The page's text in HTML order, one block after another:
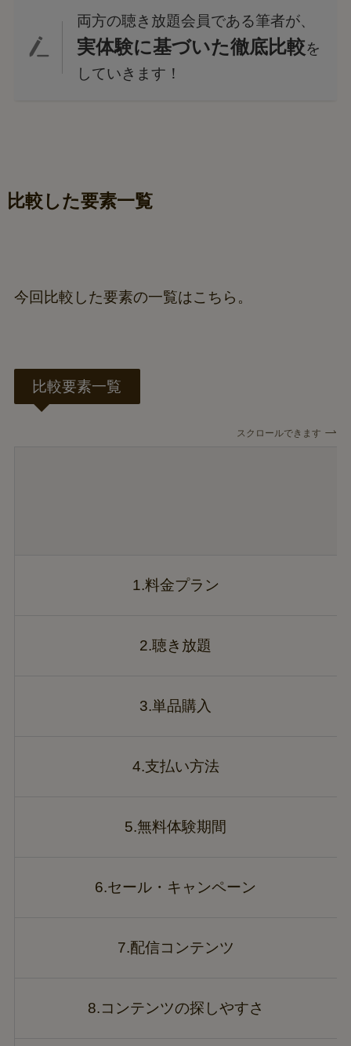
両方の聴き放題会員である筆者が、
実体験に基づいた徹底比較を
していきます！
比較した要素一覧
今回比較した要素の一覧はこちら。
比較要素一覧
スクロールできます
1.料金プラン
2.聴き放題
3.単品購入
4.支払い方法
5.無料体験期間
6.セール・キャンペーン
7.配信コンテンツ
8.コンテンツの探しやすさ